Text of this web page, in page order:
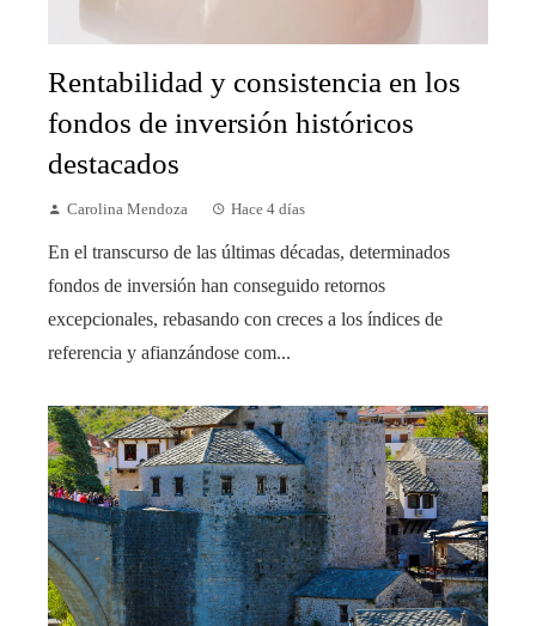
Rentabilidad y consistencia en los
fondos de inversión históricos
destacados
Carolina Mendoza Hace 4 días
En el transcurso de las últimas décadas, determinados
fondos de inversión han conseguido retornos
excepcionales, rebasando con creces a los índices de
referencia y afianzándose com...